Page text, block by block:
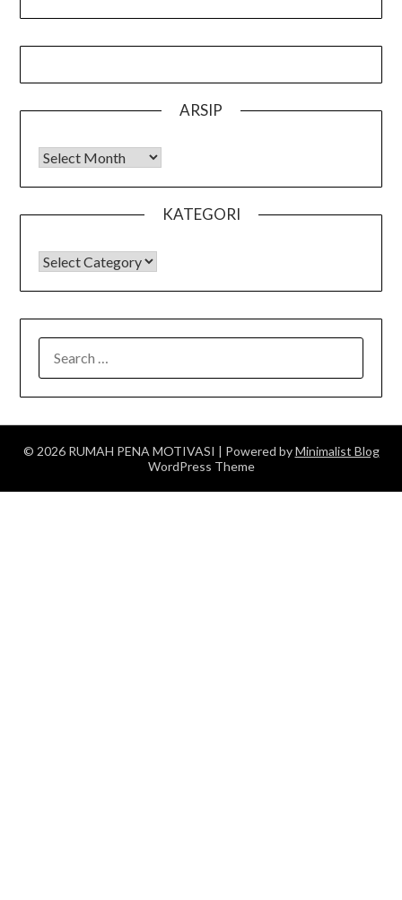
ARSIP
Arsip
KATEGORI
KATEGORI
FOR:
© 2026 RUMAH PENA MOTIVASI | Powered byMinimalist Blog
WordPress Theme